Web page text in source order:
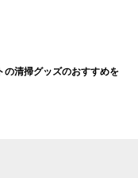
の清掃グッズのおすすめを